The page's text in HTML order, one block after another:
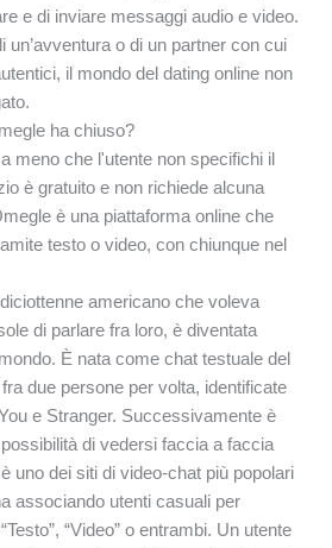
e di inviare messaggi audio e video.
un’avventura o di un partner con cui
il mondo del dating online non
ha chiuso?
meno che l'utente non specifichi il
è gratuito e non richiede alcuna
è una piattaforma online che
testo o video, con chiunque nel
americano che voleva
di parlare fra loro, è diventata
È nata come chat testuale del
due persone per volta, identificate
e Stranger. Successivamente è
di vedersi faccia a faccia
uno dei siti di video-chat più popolari
associando utenti casuali per
“Video” o entrambi. Un utente